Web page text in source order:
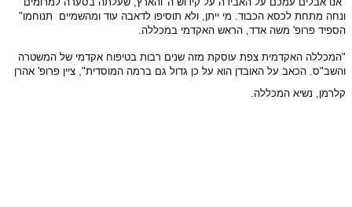
ונחה מתחת לכסא הכבוד. מי ייתן, ולא תוסיפו לדאבה עוד ומהשמיים תנוחמו"
הספיד פרופ' משה אדד, הראש האקדמי במכללה.
"המכללה האקדמית צפת עוסקת מזה שנים רבות בטיפוח אקדמי של המשטרה
והשב"ס. הכאב על האובדן הוא על כן גדול גם ברמה המוסדית", ציין פרופ' אהרן
קלרמן, נשיא המכללה.